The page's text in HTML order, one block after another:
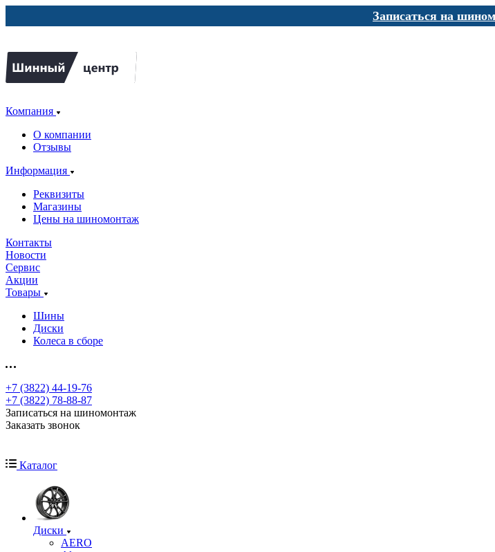
Записаться на
Компания
О компании
Отзывы
Информация
Реквизиты
Магазины
Цены на шиномонтаж
Контакты
Новости
Сервис
Акции
Товары
Шины
Диски
Колеса в сборе
+7 (3822) 44-19-76
+7 (3822) 78-88-87
Записаться на шиномонтаж
Заказать звонок
Каталог
Диски
AERO